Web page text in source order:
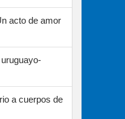
acto de amor
a cuerpos de